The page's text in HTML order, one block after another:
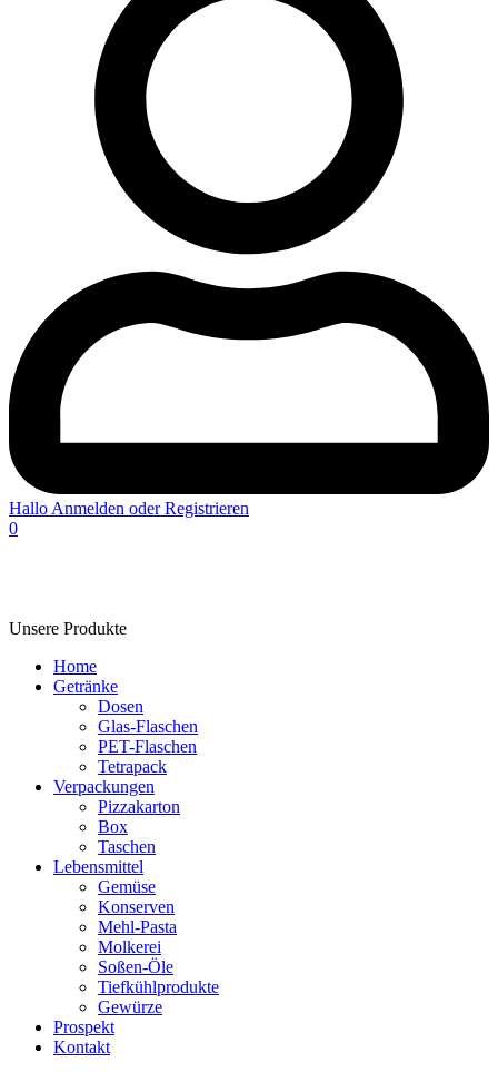
HalloAnmelden oder Registrieren
0
Unsere Produkte
Home
Getränke
Dosen
Glas-Flaschen
PET-Flaschen
Tetrapack
Verpackungen
Pizzakarton
Box
Taschen
Lebensmittel
Gemüse
Konserven
Mehl-Pasta
Molkerei
Soßen-Öle
Tiefkühlprodukte
Gewürze
Prospekt
Kontakt